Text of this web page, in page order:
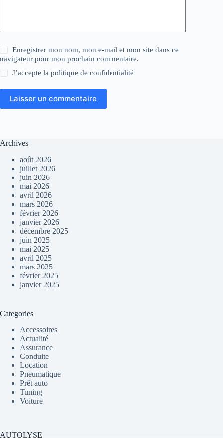
Enregistrer mon nom, mon e-mail et mon site dans ce
navigateur pour mon prochain commentaire.
J’accepte lapolitique de confidentialité
Laisser un commentaire
Archives
août 2026
juillet 2026
juin 2026
mai 2026
avril 2026
mars 2026
février 2026
janvier 2026
décembre 2025
juin 2025
mai 2025
avril 2025
mars 2025
février 2025
janvier 2025
Categories
Accessoires
Actualité
Assurance
Conduite
Location
Pneumatique
Prêt auto
Tuning
Voiture
AUTOLYSE